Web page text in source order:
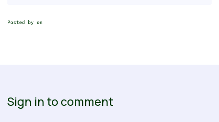
Posted by on
Sign in to comment